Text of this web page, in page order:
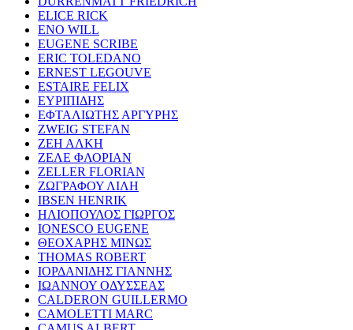
ELICE RICK
ENO WILL
EUGENE SCRIBE
ERIC TOLEDANO
ERNEST LEGOUVE
ESTAIRE FELIX
ΕΥΡΙΠΙΔΗΣ
ΕΦΤΑΛΙΩΤΗΣ ΑΡΓΥΡΗΣ
ZWEIG STEFAN
ΖΕΗ ΑΛΚΗ
ΖΕΛΕ ΦΛΟΡΙΑΝ
ZELLER FLORIAN
ΖΩΓΡΑΦΟΥ ΛΙΛΗ
IBSEN HENRIK
ΗΛΙΟΠΟΥΛΟΣ ΓΙΩΡΓΟΣ
IONESCO EUGENE
ΘΕΟΧΑΡΗΣ ΜΙΝΩΣ
THOMAS ROBERT
ΙΟΡΔΑΝΙΔΗΣ ΓΙΑΝΝΗΣ
ΙΩΑΝΝΟΥ ΟΔΥΣΣΕΑΣ
CALDERON GUILLERMO
CAMOLETTI MARC